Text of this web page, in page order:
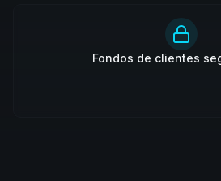
Fondos de clientes